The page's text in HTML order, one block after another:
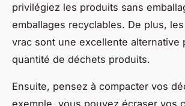
privilégiez les produits sans
emballages recyclables. De plus,
vrac sont une excellente alternative
quantité de déchets produits.
Ensuite, pensez à compacter vos
exemple, vous pouvez écraser vos